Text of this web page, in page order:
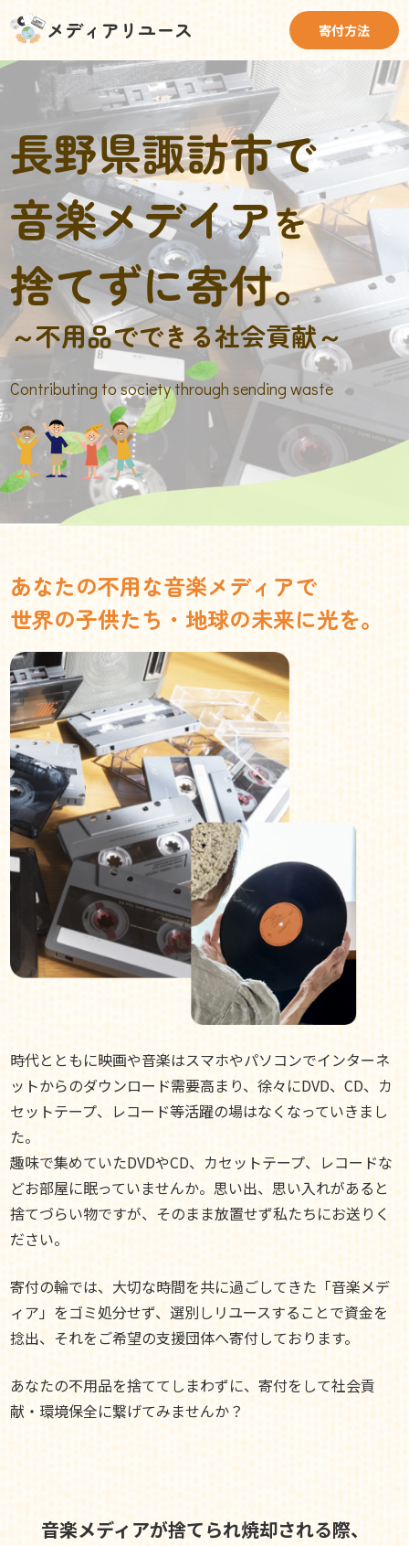
メディアリユース 寄付方法
長野県諏訪市で
音楽メデイアを
捨てずに寄付。
～不用品でできる社会貢献～
Contributing to society through sending waste
あなたの不用な音楽メディアで
世界の子供たち・地球の未来に光を。
時代とともに映画や音楽はスマホやパソコンでインターネ
ットからのダウンロード需要高まり、徐々にDVD、CD、カ
セットテープ、レコード等活躍の場はなくなっていきまし
た。
趣味で集めていたDVDやCD、カセットテープ、レコードな
どお部屋に眠っていませんか。思い出、思い入れがあると
捨てづらい物ですが、そのまま放置せず私たちにお送りく
ださい。
寄付の輪では、大切な時間を共に過ごしてきた「音楽メデ
ィア」をゴミ処分せず、選別しリユースすることで資金を
捻出、それをご希望の支援団体へ寄付しております。
あなたの不用品を捨ててしまわずに、寄付をして社会貢
献・環境保全に繋げてみませんか？
音楽メディアが捨てられ焼却される際、